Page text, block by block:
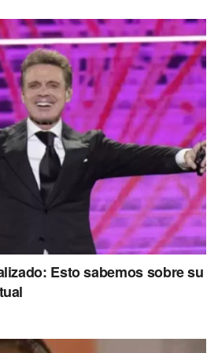
destaca la capacidad de Bocelli
su propio género, sino también
para integrar influencias de
música.
Esto sabemos sobre su